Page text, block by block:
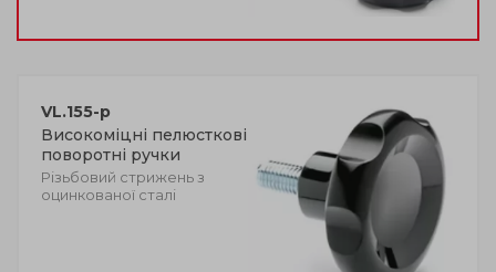
VL.155-p
Високоміцні пелюсткові
поворотні ручки
Різьбовий стрижень з
оцинкованої сталі